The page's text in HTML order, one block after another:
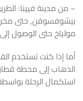
– من مدينة فيينا:
مولباخ حتى الوصول إلى
أما إذا كنت تستخدم
الذهاب إلى محطة قطار
استكمال الرحلة